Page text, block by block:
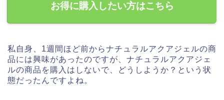
お得に購入したい方はこちら
私自身、1週間ほど前からナチュラルアクアジェルの商
品には興味があったのですが、ナチュラルアクアジェ
ルの商品を購入はしないで、どうしようか？という状
態だったんですよね。